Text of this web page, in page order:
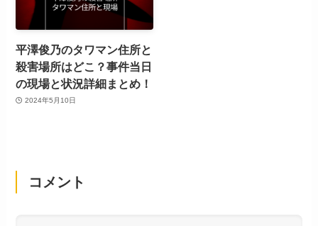
平澤俊乃のタワマン住所と
殺害場所はどこ？事件当日
の現場と状況詳細まとめ！
2024年5月10日
コメント